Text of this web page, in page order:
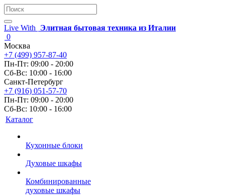
Live With
Элитная бытовая техника из Италии
0
Москва
+7 (499) 957-87-40
Пн-Пт: 09:00 - 20:00
Сб-Вс: 10:00 - 16:00
Санкт-Петербург
+7 (916) 051-57-70
Пн-Пт: 09:00 - 20:00
Сб-Вс: 10:00 - 16:00
Каталог
Кухонные блоки
Духовые шкафы
Комбинированные
духовые шкафы